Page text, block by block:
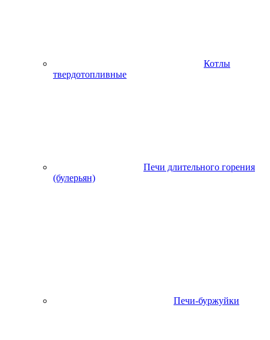
Котлы
твердотопливные
Печи длительного горения
(булерьян)
Печи-буржуйки